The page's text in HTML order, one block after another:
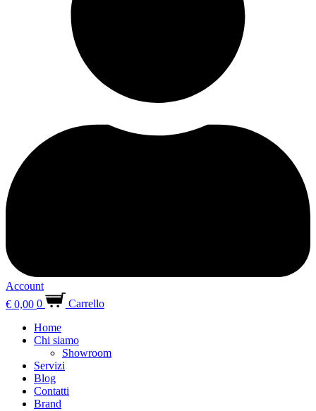
Account
€ 0,00 0
Carrello
Home
Chi siamo
Showroom
Servizi
Blog
Contatti
Brand